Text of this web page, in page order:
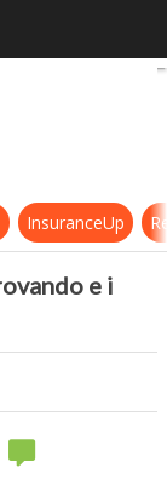
chi ci sta
InsuranceUp
e i